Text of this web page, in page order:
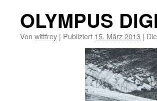
OLYMPUS
Von wittfrey | Publiziert 15. März 2013 |